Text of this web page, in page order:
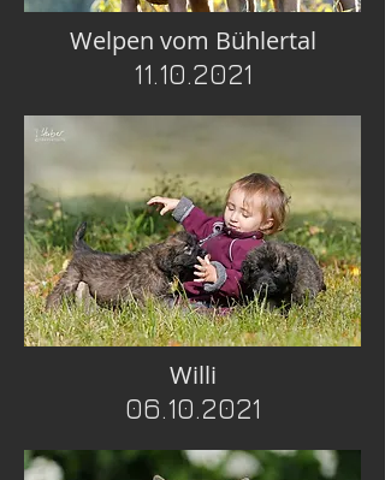
Welpen vom Bühlertal
11.10.2021
Willi
06.10.2021